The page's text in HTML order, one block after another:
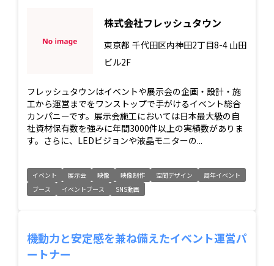
株式会社フレッシュタウン
東京都 千代田区内神田2丁目8-4 山田
ビル2F
フレッシュタウンはイベントや展示会の企画・設計・施
工から運営までをワンストップで手がけるイベント総合
カンパニーです。展示会施工においては日本最大級の自
社資材保有数を強みに年間3000件以上の実績数がありま
す。さらに、LEDビジョンや液晶モニターの...
イベント 展示会 映像 映像制作 空間デザイン
周年イベント
ブース
イベントブース SNS動画
機動力と安定感を兼ね備えたイベント運営パ
ートナー